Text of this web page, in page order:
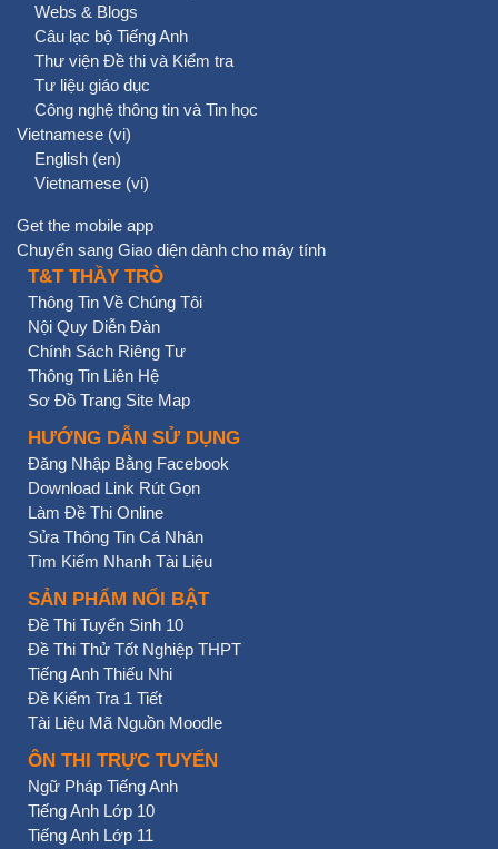
Webs & Blogs
Câu lạc bộ Tiếng Anh
Thư viện Đề thi và Kiểm tra
Tư liệu giáo dục
Công nghệ thông tin và Tin học
Vietnamese ‎(vi)‎
English ‎(en)‎
Vietnamese ‎(vi)‎
Get the mobile app
Chuyển sang Giao diện dành cho máy tính
T&T THẦY TRÒ
Thông Tin Về Chúng Tôi
Nội Quy Diễn Đàn
Chính Sách Riêng Tư
Thông Tin Liên Hệ
Sơ Đồ Trang Site Map
HƯỚNG DẪN SỬ DỤNG
Đăng Nhập Bằng Facebook
Download Link Rút Gọn
Làm Đề Thi Online
Sửa Thông Tin Cá Nhân
Tìm Kiếm Nhanh Tài Liệu
SẢN PHẨM NỔI BẬT
Đề Thi Tuyển Sinh 10
Đề Thi Thử Tốt Nghiệp THPT
Tiếng Anh Thiếu Nhi
Đề Kiểm Tra 1 Tiết
Tài Liệu Mã Nguồn Moodle
ÔN THI TRỰC TUYẾN
Ngữ Pháp Tiếng Anh
Tiếng Anh Lớp 10
Tiếng Anh Lớp 11